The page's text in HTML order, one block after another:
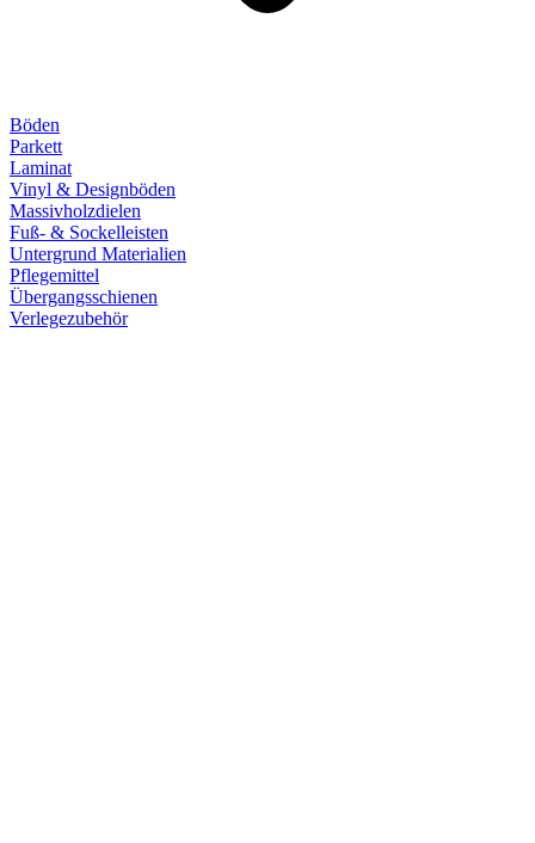
Böden
Parkett
Laminat
Vinyl & Designböden
Massivholzdielen
Fuß- & Sockelleisten
Untergrund Materialien
Pflegemittel
Übergangsschienen
Verlegezubehör